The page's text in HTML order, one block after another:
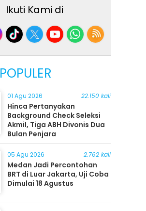
Ikuti Kami di
POPULER
01 Agu 2026 22.150 kali
Hinca Pertanyakan
Background Check Seleksi
Akmil, Tiga ABH Divonis Dua
Bulan Penjara
05 Agu 2026 2.762 kali
Medan Jadi Percontohan
BRT di Luar Jakarta, Uji Coba
Dimulai 18 Agustus